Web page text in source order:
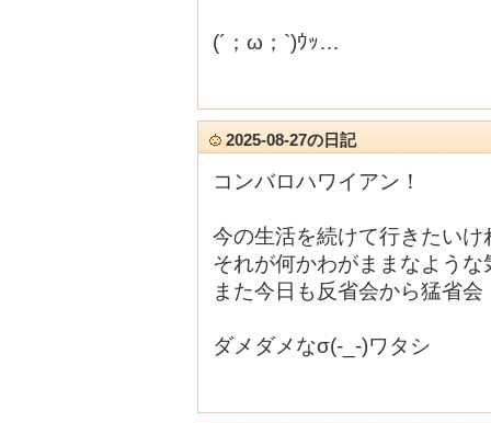
(´；ω；`)ｳｯ…
2025-08-27の日記
コンバロハワイアン！
今の生活を続けて行きたいけ
それが何かわがままなような
また今日も反省会から猛省会
ダメダメなσ(-_-)ワタシ